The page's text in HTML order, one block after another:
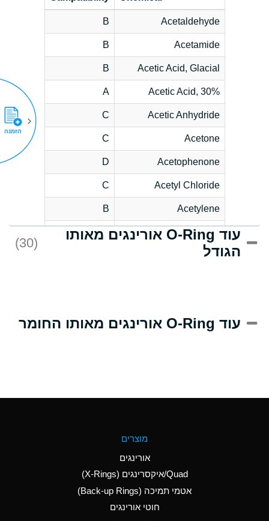
Acetaldehyde
B
Acetamide
B
Acetic Acid, Glacial
B
Acetic Acid, 30%
A
Acetic Anhydride
C
Acetone
C
Acetophenone
D
Acetyl Chloride
C
Acetylene
B
Acrlylonitrile
D
Adipic Acid
(Aqueous)
Aluminum Nitrate
(Aqueous)
Aluminum Phosphate
עוד O-Ring אורינגים מאותו
הגודל
(30)
עוד O-Ring אורינגים מאותו החומר
מוצרים
אורינגים
Quad/איקסרינגים (X-Rings)
אטמי תמיכה (Back-up Rings)
חוטי אורינגים
הזמנה